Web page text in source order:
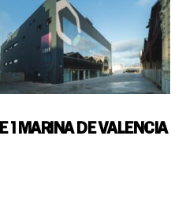
1 MARINA DE VALENCIA